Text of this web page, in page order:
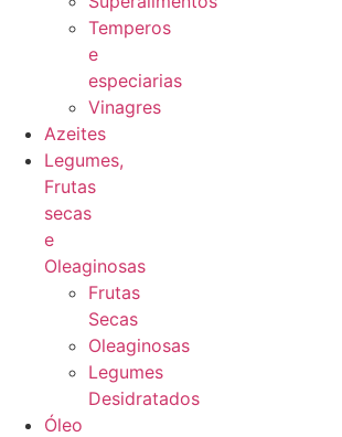
Temperos
e
especiarias
Vinagres
Azeites
Legumes,
Frutas
secas
e
Oleaginosas
Frutas
Secas
Oleaginosas
Legumes
Desidratados
Óleo